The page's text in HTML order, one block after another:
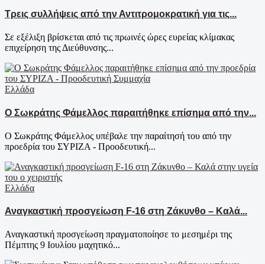
Τρεις συλλήψεις από την Αντιτρομοκρατική για τις...
Σε εξέλιξη βρίσκεται από τις πρωινές ώρες ευρείας κλίμακας
επιχείρηση της Διεύθυνσης...
Ελλάδα
Ο Σωκράτης Φάμελλος παραιτήθηκε επίσημα από την...
Ο Σωκράτης Φάμελλος υπέβαλε την παραίτησή του από την
προεδρία του ΣΥΡΙΖΑ - Προοδευτική...
Ελλάδα
Αναγκαστική προσγείωση F-16 στη Ζάκυνθο – Καλά...
Αναγκαστική προσγείωση πραγματοποίησε το μεσημέρι της
Πέμπτης 9 Ιουλίου μαχητικό...